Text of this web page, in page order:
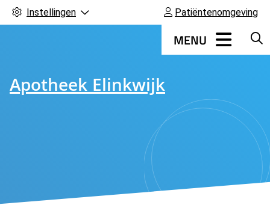
Instellingen Patiëntenomgeving
Apotheek Elinkwijk
Hoofdmenu
MENU